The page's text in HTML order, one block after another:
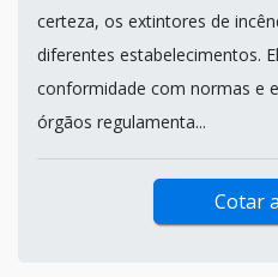
certeza, os extintores de
diferentes estabelecimentos.
conformidade com normas e
órgãos regulamenta...
Cotar